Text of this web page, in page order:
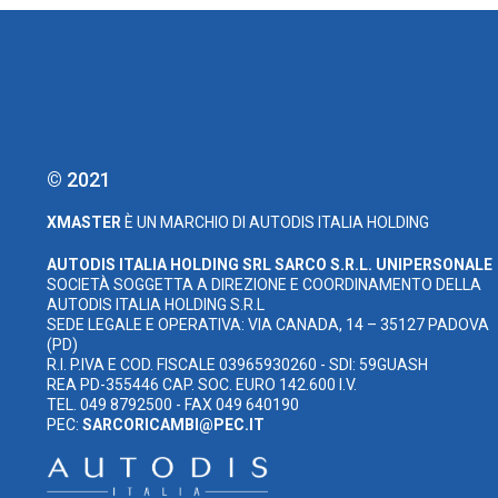
© 2021
XMASTER È UN MARCHIO DI AUTODIS ITALIA HOLDING
AUTODIS ITALIA HOLDING SRLSARCO S.R.L. UNIPERSONALE
SOCIETÀ SOGGETTA A DIREZIONE E COORDINAMENTO DELLA
AUTODIS ITALIA HOLDING S.R.L
SEDE LEGALE E OPERATIVA: VIA CANADA, 14 – 35127 PADOVA
(PD)
R.I. P.IVA E COD. FISCALE 03965930260 - SDI: 59GUASH
REA PD-355446 CAP. SOC. EURO 142.600 I.V.
TEL. 049 8792500 - FAX 049 640190
PEC: SARCORICAMBI@PEC.IT